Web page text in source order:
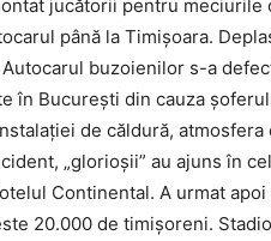
jucătorii pentru
până la Timişoara.
buzoienilor s-a
în Bucureşti din cauza
de căldură,
„glorioşii” au ajuns în
Continental. A urmat
20.000 de timişoreni.